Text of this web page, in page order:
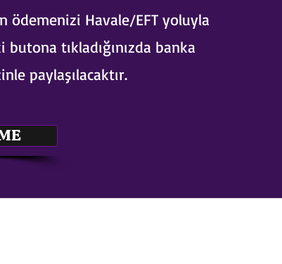
ödemenizi Havale/EFT yoluyla
tıkladığınızda banka
paylaşılacaktır.